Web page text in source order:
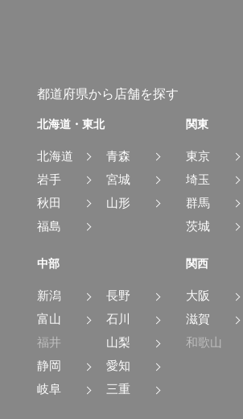
都道府県から店舗を探す
北海道・東北
北海道
青森
岩手
宮城
秋田
山形
福島
関東
東京
埼玉
群馬
茨城
中部
新潟
長野
富山
石川
福井
山梨
静岡
愛知
岐阜
三重
関西
大阪
滋賀
和歌山